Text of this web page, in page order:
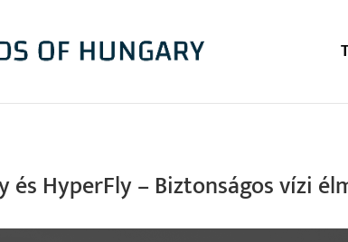
HyperFly – Biztonságos vízi